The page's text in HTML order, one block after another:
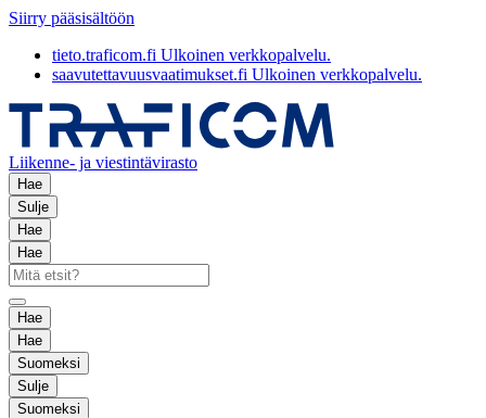
Siirry pääsisältöön
tieto.traficom.fi Ulkoinen verkkopalvelu.
saavutettavuusvaatimukset.fi Ulkoinen verkkopalvelu.
Liikenne- ja viestintävirasto
Hae
Sulje
Hae
Hae
Hae
Hae
Suomeksi
Sulje
Suomeksi